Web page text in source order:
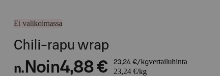
Ei valikoimassa
Chili-rapu wrap
n. Noin4,88 € 23,24 €/kgvertailuhinta
23,24 €/kg